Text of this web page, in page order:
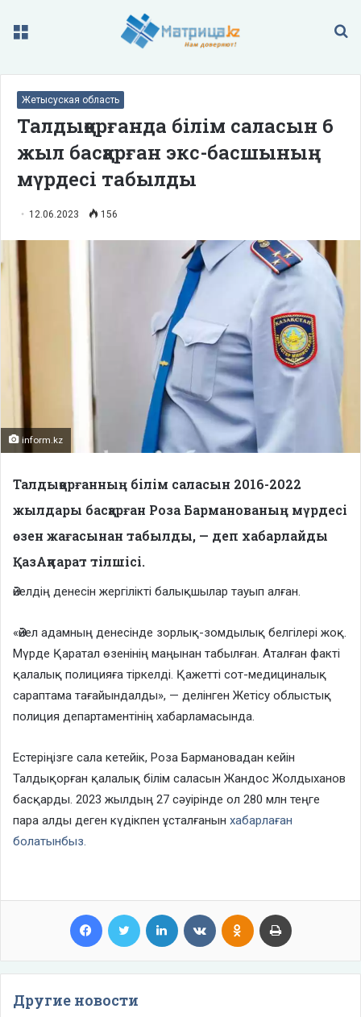
Меню
Жетысуская область
Талдықорғанда білім саласын 6
жыл басқарған экс-басшының
мүрдесі табылды
12.06.2023 156
inform.kz
Талдықорғанның білім саласын 2016-2022
жылдары басқарған Роза Барманованың мүрдесі
өзен жағасынан табылды, — деп хабарлайды
ҚазАқпарат тілшісі.
Әйелдің денесін жергілікті балықшылар тауып алған.
«Әйел адамның денесінде зорлық-зомдылық белгілері жоқ.
Мүрде Қаратал өзенінің маңынан табылған. Аталған факті
қалалық полицияға тіркелді. Қажетті сот-медициналық
сараптама тағайындалды», — делінген Жетісу облыстық
полиция департаментінің хабарламасында.
Естеріңізге сала кетейік, Роза Бармановадан кейін
Талдықорған қалалық білім саласын Жандос Жолдыханов
басқарды. 2023 жылдың 27 сәуірінде ол 280 млн теңге
пара алды деген күдікпен ұсталғанын хабарлаған
болатынбыз.
Facebook Twitter LinkedIn VKontakteOdnoklassniki
Другие новости